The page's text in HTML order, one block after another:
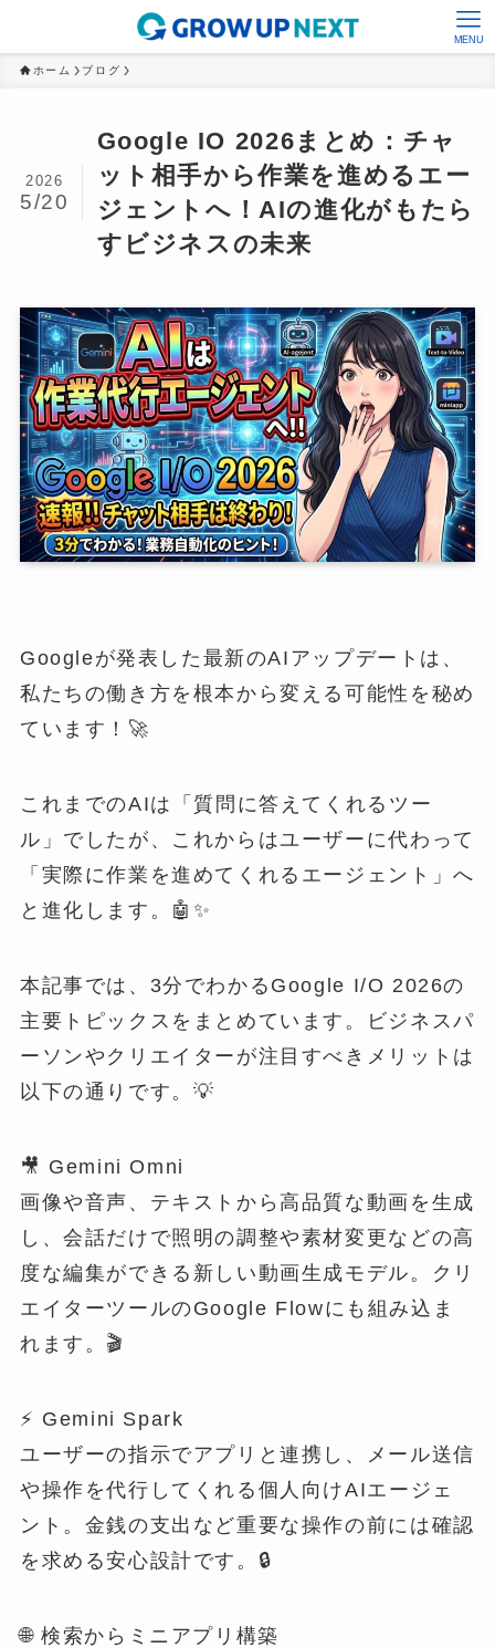
MENU
ホーム ブログ
Google IO 2026まとめ：チャ
ット相手から作業を進めるエー
ジェントへ！AIの進化がもたら
すビジネスの未来
2026
5/20
Googleが発表した最新のAIアップデートは、
私たちの働き方を根本から変える可能性を秘め
ています！🚀
これまでのAIは「質問に答えてくれるツー
ル」でしたが、これからはユーザーに代わって
「実際に作業を進めてくれるエージェント」へ
と進化します。🤖✨
本記事では、3分でわかるGoogle I/O 2026の
主要トピックスをまとめています。ビジネスパ
ーソンやクリエイターが注目すべきメリットは
以下の通りです。💡
🎥 Gemini Omni
画像や音声、テキストから高品質な動画を生成
し、会話だけで照明の調整や素材変更などの高
度な編集ができる新しい動画生成モデル。クリ
エイターツールのGoogle Flowにも組み込ま
れます。🎬
⚡ Gemini Spark
ユーザーの指示でアプリと連携し、メール送信
や操作を代行してくれる個人向けAIエージェ
ント。金銭の支出など重要な操作の前には確認
を求める安心設計です。🔒
🌐 検索からミニアプリ構築